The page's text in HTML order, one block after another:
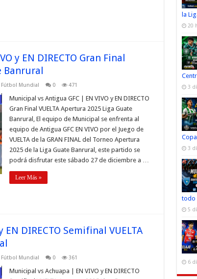
y EN DIRECTO Gran Final
Banrural
Fútbol Mundial 0 471
Municipal vs Antigua GFC | EN VIVO y EN DIRECTO
Gran Final VUELTA Apertura 2025 Liga Guate
Banrural, El equipo de Municipal se enfrenta al
equipo de Antigua GFC EN VIVO por el Juego de
VUELTA de la GRAN FINAL del Torneo Apertura
2025 de la Liga Guate Banrural, este partido se
podrá disfrutar este sábado 27 de diciembre a …
Leer Más »
DIRECTO Semifinal VUELTA
Fútbol Mundial 0 361
Municipal vs Achuapa | EN VIVO y EN DIRECTO
la
20
3
3
todo
5
6